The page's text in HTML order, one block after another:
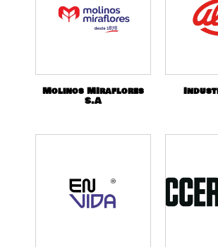
Molinos MIraflores
S.A